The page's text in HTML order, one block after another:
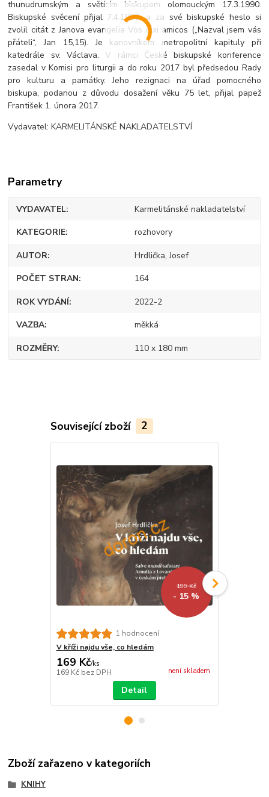
thunudrumským a světícím biskupem olomouckým 17.3.1990.
Biskupské svěcení přijal 7.4.1990, a za své biskupské heslo si
zvolil citát z Janova evangelia Vos dixi amicos („Nazval jsem vás
přáteli“, Jan 15,15). Je kanovníkem metropolitní kapituly při
katedrále sv. Václava. V rámci České biskupské konference
zasedal v Komisi pro liturgii a do roku 2017 byl předsedou Rady
pro kulturu a památky. Jeho rezignaci na úřad pomocného
biskupa, podanou z důvodu dosažení věku 75 let, přijal papež
František 1. února 2017.
Vydavatel: KARMELITÁNSKÉ NAKLADATELSTVÍ
Parametry
VYDAVATEL Karmelitánské nakladatelství
KATEGORIE rozhovory
AUTOR Hrdlička, Josef
POČET STRAN 164
ROK VYDÁNÍ 2022-2
VAZBA měkká
ROZMĚRY 110 x 180 mm
Související zboží 2
199 Kč
- 15 %
1 hodnocení
V kříži najdu vše, co hledám
169 Kč/ks
169 Kč bez DPH není skladem
Detail
Zboží zařazeno v kategoriích
KNIHY